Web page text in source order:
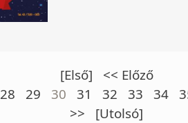
[Első]
<< Előző
28 29 30 31 32 33 34
>>
[Utolsó]